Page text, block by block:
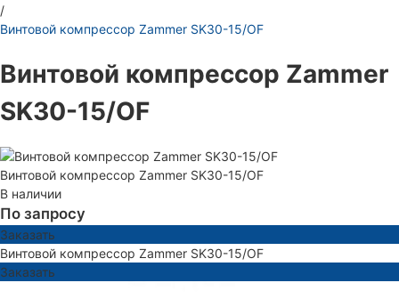
/
Винтовой компрессор Zammer SK30-15/OF
Винтовой компрессор Zammer
SK30-15/OF
Винтовой компрессор Zammer SK30-15/OF
В наличии
По запросу
Заказать
Винтовой компрессор Zammer SK30-15/OF
Заказать